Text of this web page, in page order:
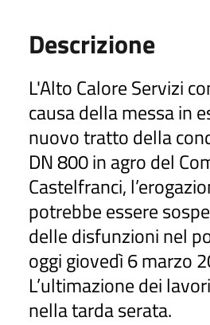
Descrizione
L'Alto Calore Servizi
causadella messa in
nuovo tratto della
DN 800 in agro del
Castelfranci,
potrebbe essere
delle disfunzioninel
oggi giovedì 6 marzo
L’ultimazione dei
nella tarda serata.